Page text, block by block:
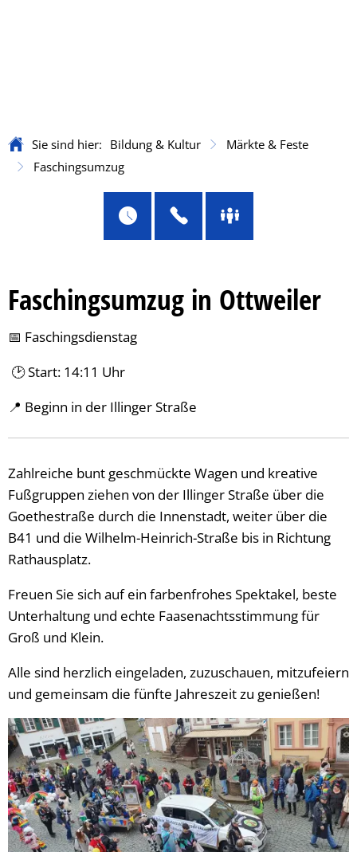
Sie sind hier: Bildung & Kultur
Märkte & Feste
Faschingsumzug
Faschingsumzug in Ottweiler
📅 Faschingsdienstag
🕑 Start: 14:11 Uhr
📍 Beginn in der Illinger Straße
Zahlreiche bunt geschmückte Wagen und kreative
Fußgruppen ziehen von der Illinger Straße über die
Goethestraße durch die Innenstadt, weiter über die
B41 und die Wilhelm-Heinrich-Straße bis in Richtung
Rathausplatz.
Freuen Sie sich auf ein farbenfrohes Spektakel, beste
Unterhaltung und echte Faasenachtsstimmung für
Groß und Klein.
Alle sind herzlich eingeladen, zuzuschauen, mitzufeiern
und gemeinsam die fünfte Jahreszeit zu genießen!